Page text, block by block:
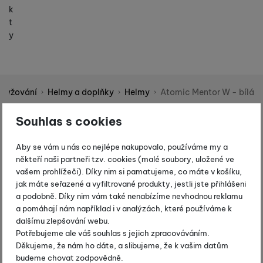
Souhlas s cookies
Aby se vám u nás co nejlépe nakupovalo, používáme my a
někteří naši partneři tzv. cookies (malé soubory, uložené ve
vašem prohlížeči). Díky nim si pamatujeme, co máte v košíku,
jak máte seřazené a vyfiltrované produkty, jestli jste přihlášeni
a podobně. Díky nim vám také nenabízíme nevhodnou reklamu
a pomáhají nám například i v analýzách, které používáme k
dalšímu zlepšování webu.
Potřebujeme ale váš souhlas s jejich zpracováváním.
Děkujeme, že nám ho dáte, a slibujeme, že k vašim datům
budeme chovat zodpovědně.
k
t
y
Shopio demo
lyžování Helmy a doplňky Helmy Atomic Mentor W - bílá
Fotografie